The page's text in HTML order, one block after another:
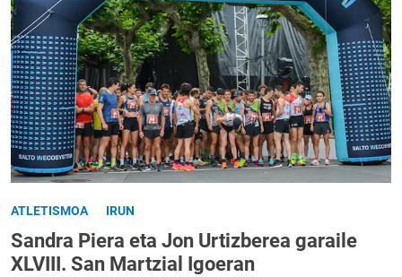
ATLETISMOA IRUN
Sandra Piera eta Jon Urtizberea garaile
XLVIII. San Martzial Igoeran